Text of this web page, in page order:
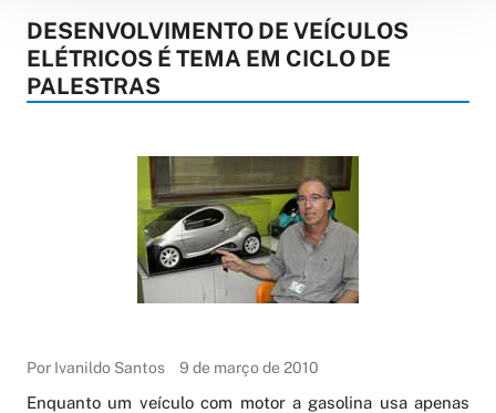
DESENVOLVIMENTO DE VEÍCULOS
ELÉTRICOS É TEMA EM CICLO DE
PALESTRAS
Por Ivanildo Santos 9 de março de 2010
Enquanto um veículo com motor a gasolina usa apenas